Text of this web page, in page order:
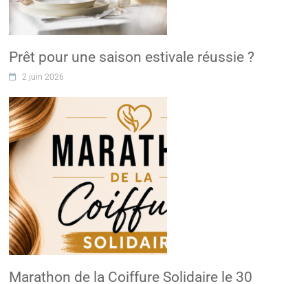
Prêt pour une saison estivale réussie ?
2 juin 2026
Marathon de la Coiffure Solidaire le 30